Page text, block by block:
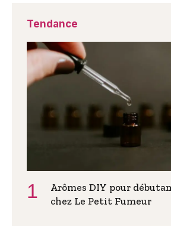
Tendance
Arômes DIY pour
chez Le Petit Fumeur